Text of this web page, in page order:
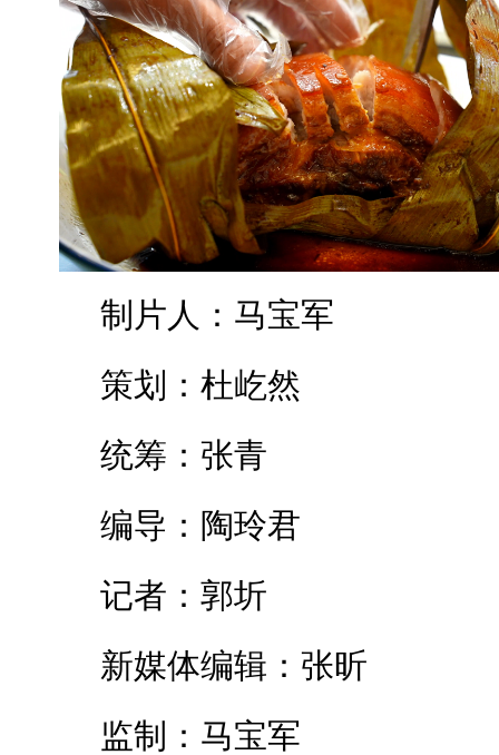
制片人：马宝军
策划：杜屹然
统筹：张青
编导：陶玲君
记者：郭圻
新媒体编辑：张昕
监制：马宝军